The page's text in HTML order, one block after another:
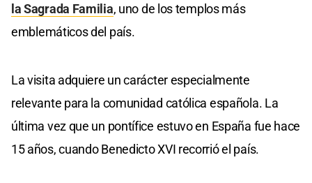
la Sagrada Familia, uno de los templos más
emblemáticos del país.
La visita adquiere un carácter especialmente
relevante para la comunidad católica española. La
última vez que un pontífice estuvo en España fue hace
15 años, cuando Benedicto XVI recorrió el país.